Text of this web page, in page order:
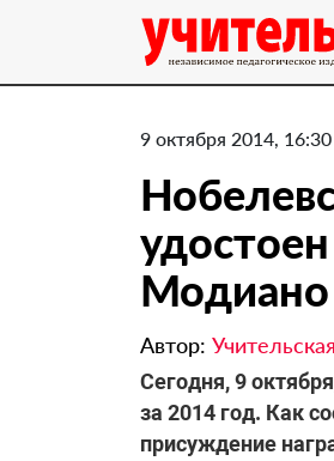
9 октября 2014, 16:30
Модиано
Автор:
Сегодня, 9
за 2014 год. Как
присуждение